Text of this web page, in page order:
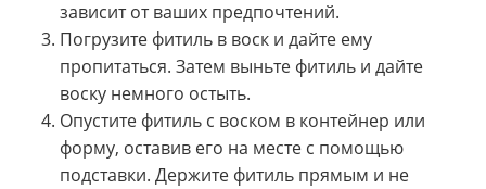
зависит от ваших предпочтений.
Погрузите фитиль в воск и дайте ему
пропитаться. Затем выньте фитиль и дайте
воску немного остыть.
Опустите фитиль с воском в контейнер или
форму, оставив его на месте с помощью
подставки. Держите фитиль прямым и не